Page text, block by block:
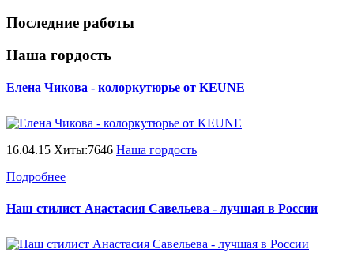
Последние работы
Наша гордость
Елена Чикова - колоркутюрье от KEUNE
16.04.15 Хиты:7646 Наша гордость
Подробнее
Наш стилист Анастасия Савельева - лучшая в России